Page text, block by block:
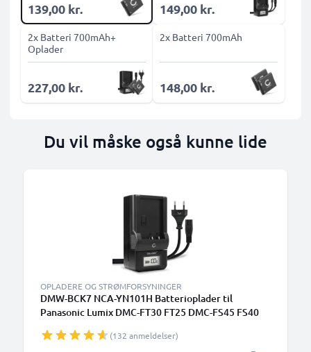
139,00 kr. 149,00 kr.
2x Batteri 700mAh+
Oplader
227,00 kr.
2x Batteri 700mAh
148,00 kr.
Du vil måske også kunne lide
OPLADERE OG STRØMFORSYNINGER
DMW-BCK7 NCA-YN101H Batterioplader til
Panasonic Lumix DMC-FT30 FT25 DMC-FS45 FS40
fra CELLONIC
(132 anmeldelser)